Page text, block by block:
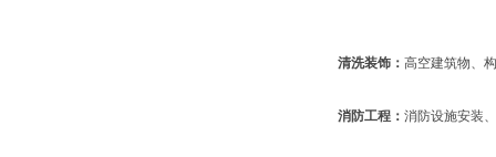
清洗装饰： 高空建筑物、
消防工程： 消防设施安装